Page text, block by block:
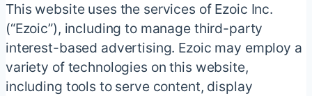
This website uses the services of Ezoic Inc.
(“Ezoic”), including to manage third-party
interest-based advertising. Ezoic may employ a
variety of technologies on this website,
including tools to serve content, display